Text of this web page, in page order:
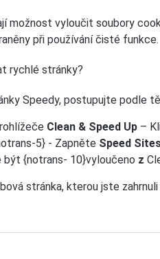
možnost vyloučit soubory
při používání čisté funkce.
rychlé stránky?
Speedy, postupujte podle
Clean & Speed Up –
5} - Zapněte Speed
{notrans- 10}vyloučeno z
stránka, kterou jste